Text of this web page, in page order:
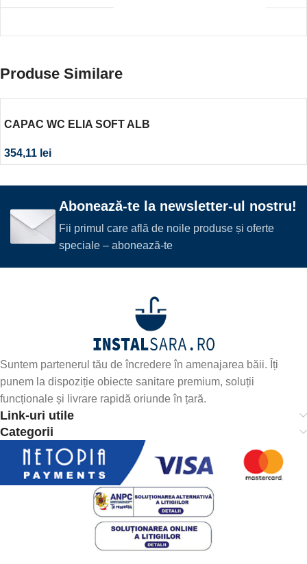
Produse Similare
CAPAC WC ELIA SOFT ALB
354,11 lei
Abonează-te la newsletter-ul nostru!
Fii primul care află de noile produse și oferte
speciale – abonează-te
Suntem partenerul tău de încredere în amenajarea băii. Îți
punem la dispoziție obiecte sanitare premium, soluții
funcționale și livrare rapidă oriunde în țară.
Link-uri utile
Categorii